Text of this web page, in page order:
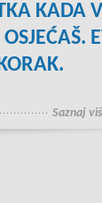
KADA
Saznaj